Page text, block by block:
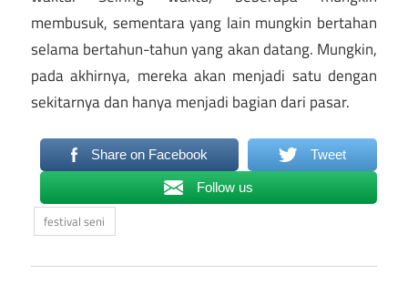
membusuk, sementara yang lain mungkin bertahan
selama bertahun-tahun yang akan datang. Mungkin,
pada akhirnya, mereka akan menjadi satu dengan
sekitarnya dan hanya menjadi bagian dari pasar.
Share on Facebook Tweet
Follow us
festival seni